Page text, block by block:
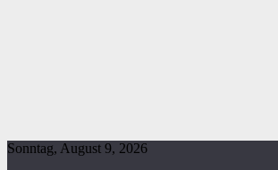
Sonntag, August 9, 2026